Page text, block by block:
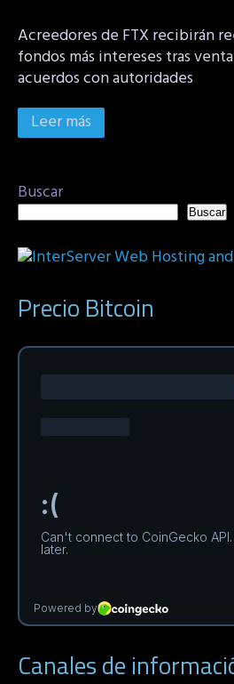
Acreedores de FTX recibirán
fondos más intereses tras
acuerdos con autoridades
Leer más
Buscar
Buscar
Precio Bitcoin
Canales de